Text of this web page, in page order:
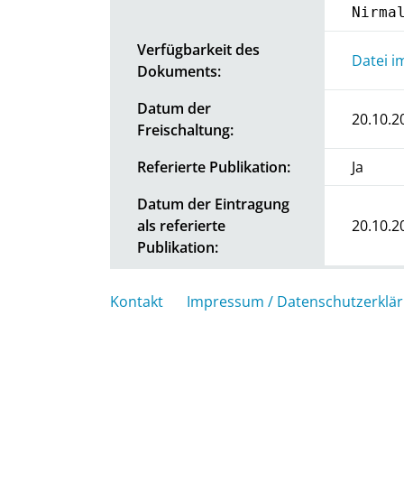
Verfügbarkeit des
Dokuments:
Datei
Datum der
Freischaltung:
Referierte Publikation:
Ja
Datum der Eintragung
als referierte
Publikation:
Kontakt Impressum /